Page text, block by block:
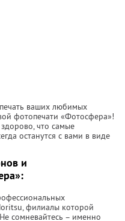
ваших любимых
фотопечати «Фотосфера»!
что самые
останутся с вами в виде
и
филиалы которой
сомневайтесь – именно